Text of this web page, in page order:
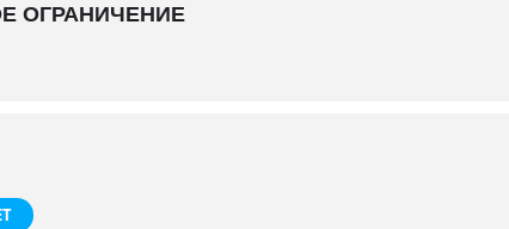
ОГРАНИЧЕНИЕ